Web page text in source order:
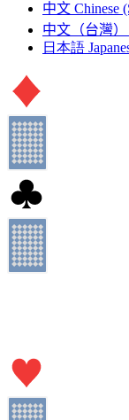
中文 Chinese
中文（台灣）
日本語